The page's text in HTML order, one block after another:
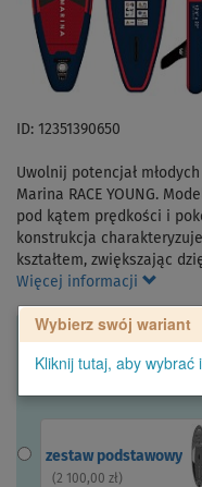
ID: 12351390650
Uwolnij potencjał
Marina RACE YOUNG.
pod kątem prędkości i
konstrukcja
kształtem, zwiększając
Więcej informacji
Wybierz swój wariant
Kliknij tutaj, aby
zestaw podstawowy
( 2 100,00 zł)